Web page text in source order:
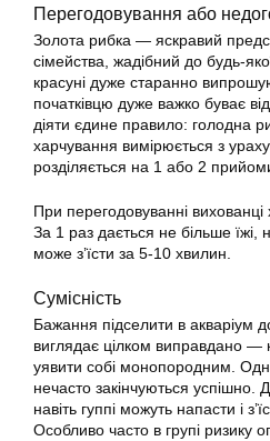
Перегодовування або
Золота рибка — яскравий
сімейства, жадібний до будь-
красуні дуже старанно
початківцю дуже важко буває
діяти єдине правило: голодна
харчування вимірюється з
розділяється на 1 або 2 прийоми
При перегодовуванні
За 1 раз дається не більше їжі,
може з’їсти за 5-10 хвилин.
Сумісність
Бажання підселити в акваріум
виглядає цілком виправдано —
уявити собі монопородним.
нечасто закінчуються успішно.
навіть гуппі можуть напасти і
Особливо часто в групі ризику